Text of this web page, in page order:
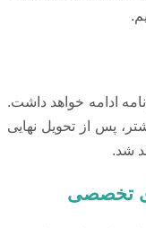
ادامه خواهد داشت.
پس از تحویل نهایی
شد.
تخصصی